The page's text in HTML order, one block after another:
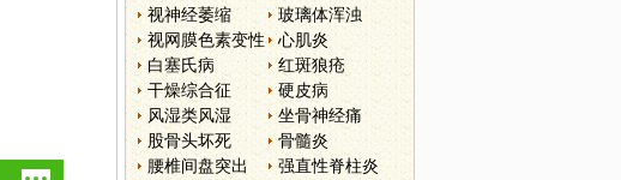
视神经萎缩
玻璃体浑浊
视网膜色素变性
心肌炎
白塞氏病
红斑狼疮
干燥综合征
硬皮病
风湿类风湿
坐骨神经痛
股骨头坏死
骨髓炎
腰椎间盘突出
强直性脊柱炎